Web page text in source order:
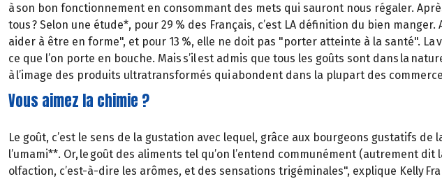
à son bon fonctionnement en consommant des mets qui sauront nous régaler.
tous ? Selon une étude*, pour 29 % des Français, c’est LA définition du bien
aider à être en forme", et pour 13 %, elle ne doit pas "porter atteinte à la santé".
ce que l’on porte en bouche. Mais s’il est admis que tous les goûts sont dans la
à l’image des produits ultratransformés qui abondent dans la plupart des
Vous aimez la chimie ?
Le goût, c’est le sens de la gustation avec lequel, grâce aux bourgeons gustatifs
l’umami**. Or, le goût des aliments tel qu’on l’entend communément (autrement
olfaction, c’est-à-dire les arômes, et des sensations trigéminales", explique Kelly